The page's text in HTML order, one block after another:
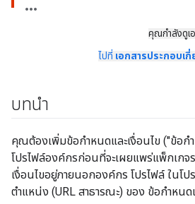
คุณกำลังดูเ
ไปที่ เอกสารประกอบเ
บทนำ
คุณต้องเพิ่มข้อกำหนดและเงื่อนไข ("ข้อก
โปรไฟล์องค์กรก่อนที่จะเผยแพร่แพ็กเกจ
เงื่อนไขอยู่ภายนอกองค์กร โปรไฟล์ ในโ
ตำแหน่ง (URL สาธารณะ) ของ ข้อกำหนด